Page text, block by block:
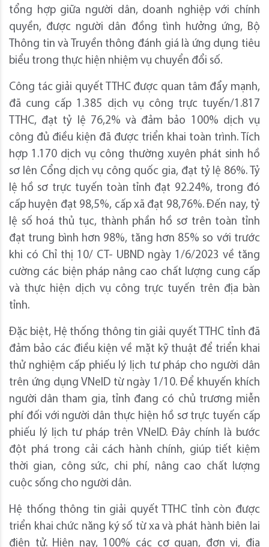
tổng hợp giữa người dân, doanh nghiệp với chính
quyền, được người dân đồng tình hưởng ứng, Bộ
Thông tin và Truyền thông đánh giá là ứng dụng tiêu
biểu trong thực hiện nhiệm vụ chuyển đổi số.
Công tác giải quyết TTHC được quan tâm đẩy mạnh,
đã cung cấp 1.385 dịch vụ công trực tuyến/1.817
TTHC, đạt tỷ lệ 76,2% và đảm bảo 100% dịch vụ
công đủ điều kiện đã được triển khai toàn trình. Tích
hợp 1.170 dịch vụ công thường xuyên phát sinh hồ
sơ lên Cổng dịch vụ công quốc gia, đạt tỷ lệ 86%. Tỷ
lệ hồ sơ trực tuyến toàn tỉnh đạt 92.24%, trong đó
cấp huyện đạt 98,5%, cấp xã đạt 98,76%. Đến nay, tỷ
lệ số hoá thủ tục, thành phần hồ sơ trên toàn tỉnh
đạt trung bình hơn 98%, tăng hơn 85% so với trước
khi có Chỉ thị 10/ CT- UBND ngày 1/6/2023 về tăng
cường các biện pháp nâng cao chất lượng cung cấp
và thực hiện dịch vụ công trực tuyến trên địa bàn
tỉnh.
Đặc biệt, Hệ thống thông tin giải quyết TTHC tỉnh đã
đảm bảo các điều kiện về mặt kỹ thuật để triển khai
thử nghiệm cấp phiếu lý lịch tư pháp cho người dân
trên ứng dụng VNeID từ ngày 1/10. Để khuyến khích
người dân tham gia, tỉnh đang có chủ trương miễn
phí đối với người dân thực hiện hồ sơ trực tuyến cấp
phiếu lý lịch tư pháp trên VNeID. Đây chính là bước
đột phá trong cải cách hành chính, giúp tiết kiệm
thời gian, công sức, chi phí, nâng cao chất lượng
cuộc sống cho người dân.
Hệ thống thông tin giải quyết TTHC tỉnh còn được
triển khai chức năng ký số từ xa và phát hành biên lai
điện tử. Hiện nay, 100% các cơ quan, đơn vị, địa